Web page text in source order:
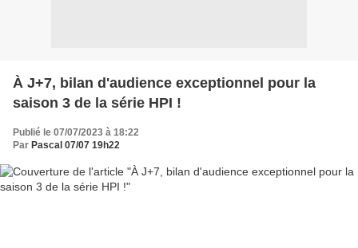
À J+7, bilan d'audience exceptionnel pour la
saison 3 de la série HPI !
Publié le 07/07/2023 à 18:22
Par Pascal 07/07 19h22